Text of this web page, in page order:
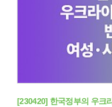
[230420] 한국정부의 우크